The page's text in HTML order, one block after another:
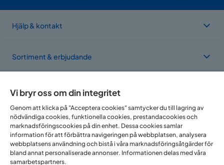
Hjälp & kontakt
Sortiment & erbjudande
Vi finns i flera länder
Vi bryr oss om din integritet
Genom att klicka på "Acceptera cookies" samtycker du till lagring av
nödvändiga cookies, funktionella cookies, prestandacookies och
marknadsföringscookies på din enhet. Dessa cookies samlar
information för att förbättra navigeringen på webbplatsen, analysera
webbplatsens användning och bistå i våra marknadsföringsåtgärder för
bland annat personaliserade annonser. Informationen delas med våra
samarbetspartners.